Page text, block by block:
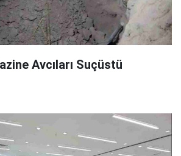
Avcıları Suçüstü